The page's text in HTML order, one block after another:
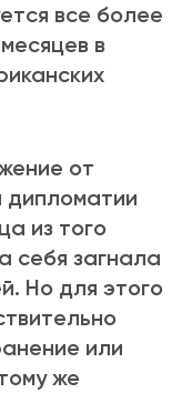
все более
в
от
дипломатии
из того
себя загнала
Но для этого
или
же